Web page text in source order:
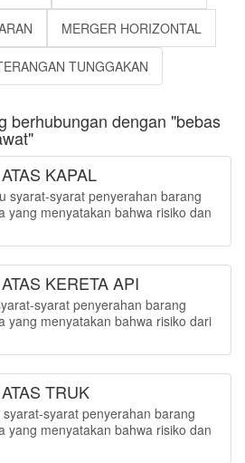
MERGER HORIZONTAL
TUNGGAKAN
berhubungan dengan "bebas
KAPAL
syarat-syarat penyerahan barang
yang menyatakan bahwa risiko dan
KERETA API
syarat penyerahan barang
yang menyatakan bahwa risiko dari
TRUK
syarat penyerahan barang
yang menyatakan bahwa risiko dan